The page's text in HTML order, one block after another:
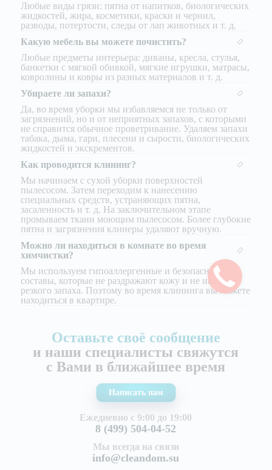
Любые виды грязи: пятна от напитков, биологических
жидкостей, жира, косметики, краски и чернил,
разводы, потертости, следы от лап животных и т. д.
Какую мебель вы можете почистить?
Любые предметы интерьера: диваны, кресла, стулья,
банкетки с мягкой обивкой, мягкие игрушки, матрасы,
ковролины и ковры из разных материалов и т. д.
Убираете ли запахи?
Да, во время уборки мы избавляемся не только от
загрязнений, но и от неприятных запахов, с которыми
не справится обычное проветривание. Удаляем запахи
табака, дыма, гари, плесени и сырости, биологических
жидкостей и экскрементов.
Как проводится клининг?
Мы начинаем с сухой уборки поверхностей
пылесосом. Затем переходим к нанесению
специальных средств, устраняющих пятна,
засаленность и т. д. На заключительном этапе
промываем ткани моющим пылесосом. Более глубокие
пятна и загрязнения клинеры удаляют вручную.
Можно ли находиться в комнате во время
химчистки?
Мы используем гипоаллергенные и безопасные
составы, которые не раздражают кожу и не имеют
резкого запаха. Поэтому во время клининга вы можете
находиться в квартире.
Оставьте своё сообщение
и наши специалисты свяжутся
с Вами в ближайшее время
Написать нам
Ежедневно с 9:00 до 19:00
8 (499) 504-04-52
Мы всегда на связи
info@cleandom.su